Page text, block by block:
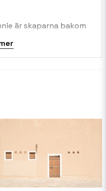
är skaparna bakom
som
världen. De
till att dela historier
kreativa process
skönhet de möter,